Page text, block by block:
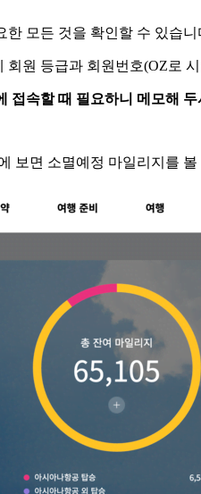
모든 것을 확인할 수 있습니
원 등급과 회원번호(OZ로
접속할 때 필요하니 메모해
보면 소멸예정 마일리지를 볼